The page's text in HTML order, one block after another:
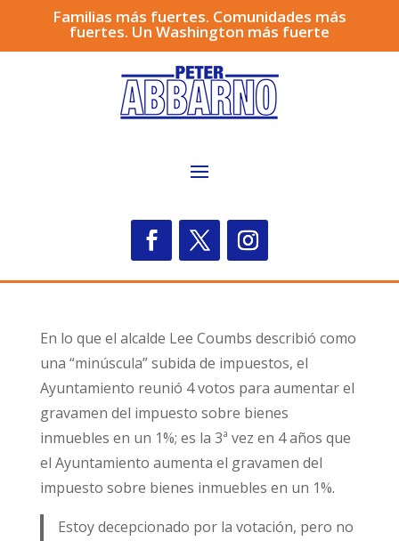
Familias más fuertes. Comunidades más
fuertes. Un Washington más fuerte
En lo que el alcalde Lee Coumbs describió como
una “minúscula” subida de impuestos, el
Ayuntamiento reunió 4 votos para aumentar el
gravamen del impuesto sobre bienes
inmuebles en un 1%; es la 3ª vez en 4 años que
el Ayuntamiento aumenta el gravamen del
impuesto sobre bienes inmuebles en un 1%.
Estoy decepcionado por la votación, pero no